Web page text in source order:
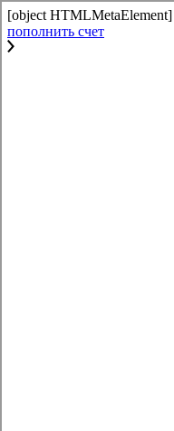
[object HTMLMetaElement]
пополнить счет